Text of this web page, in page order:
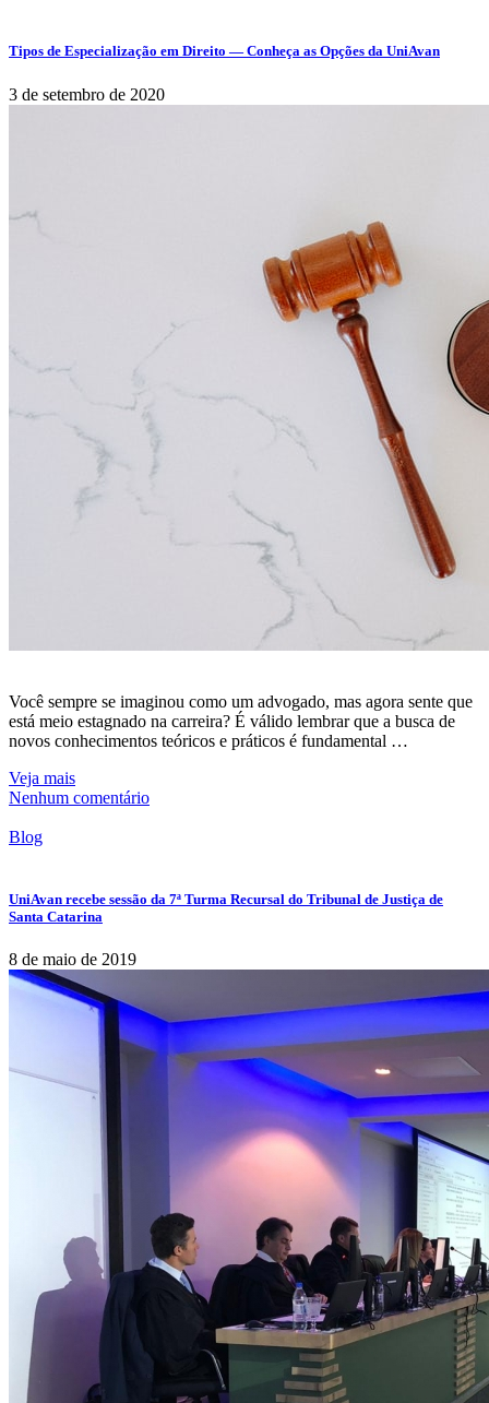
Tipos de Especialização em Direito — Conheça as Opções da UniAvan
3 de setembro de 2020
Você sempre se imaginou como um advogado, mas agora sente que
está meio estagnado na carreira? É válido lembrar que a busca de
novos conhecimentos teóricos e práticos é fundamental …
Veja mais
Nenhum comentário
Blog
UniAvan recebe sessão da 7ª Turma Recursal do Tribunal de Justiça de
Santa Catarina
8 de maio de 2019